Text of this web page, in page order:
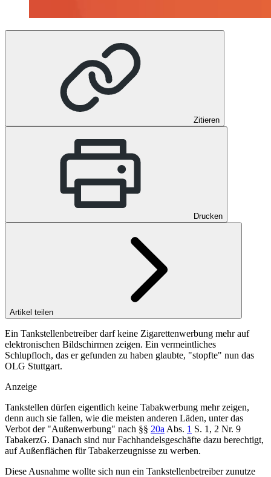
Zitieren
Drucken
Artikel teilen
Ein Tankstellenbetreiber darf keine Zigarettenwerbung mehr auf
elektronischen Bildschirmen zeigen. Ein vermeintliches
Schlupfloch, das er gefunden zu haben glaubte, "stopfte" nun das
OLG Stuttgart.
Anzeige
Tankstellen dürfen eigentlich keine Tabakwerbung mehr zeigen,
denn auch sie fallen, wie die meisten anderen Läden, unter das
Verbot der "Außenwerbung" nach §§ 20a Abs. 1 S. 1, 2 Nr. 9
TabakerzG. Danach sind nur Fachhandelsgeschäfte dazu berechtigt,
auf Außenflächen für Tabakerzeugnisse zu werben.
Diese Ausnahme wollte sich nun ein Tankstellenbetreiber zunutze